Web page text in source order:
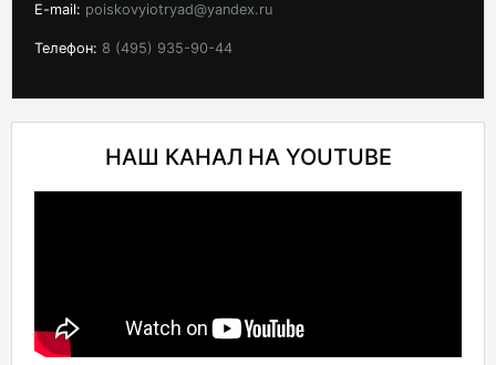
E-mail: poiskovyiotryad@yandex.ru
Телефон: 8 (495) 935-90-44
НАШ КАНАЛ НА YOUTUBE